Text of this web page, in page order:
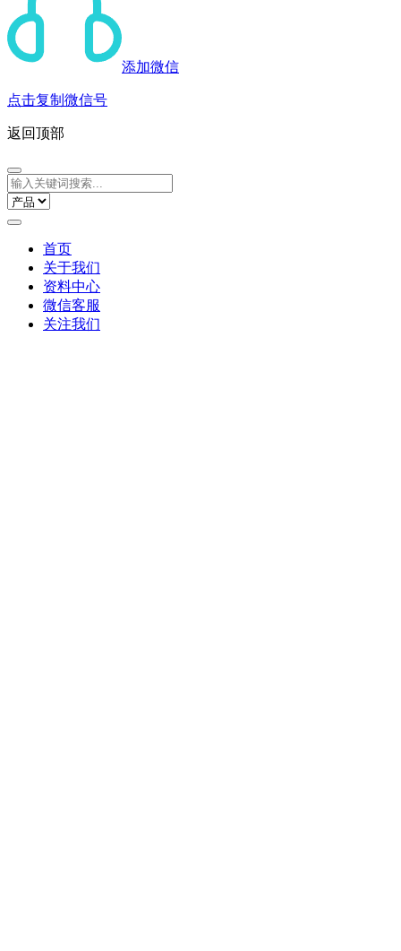
添加微信
点击复制微信号
返回顶部
首页
关于我们
资料中心
微信客服
关注我们